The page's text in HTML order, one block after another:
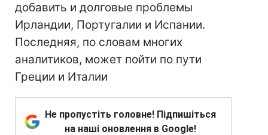
добавить и долговые проблемы
Ирландии, Португалии и Испании.
Последняя, по словам многих
аналитиков, может пойти по пути
Греции и Италии
Не пропустіть головне! Підпишіться
на наші оновлення в Google!